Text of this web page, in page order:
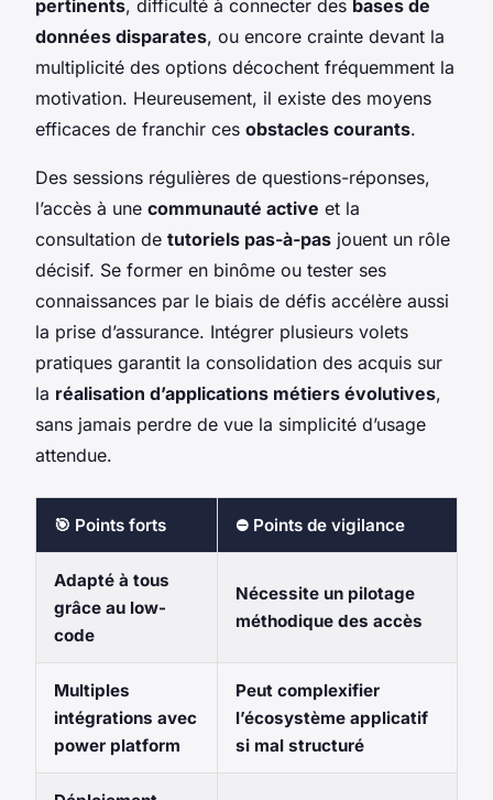
pertinents, difficulté à connecter des bases de
données disparates, ou encore crainte devant la
multiplicité des options décochent fréquemment la
motivation. Heureusement, il existe des moyens
efficaces de franchir ces obstacles courants.
Des sessions régulières de questions-réponses,
l’accès à une communauté active et la
consultation de tutoriels pas-à-pas jouent un rôle
décisif. Se former en binôme ou tester ses
connaissances par le biais de défis accélère aussi
la prise d’assurance. Intégrer plusieurs volets
pratiques garantit la consolidation des acquis sur
la réalisation d’applications métiers évolutives,
sans jamais perdre de vue la simplicité d’usage
attendue.
🎯 Points forts ⛔ Points de vigilance
Adapté à tous
grâce au low-
code
Nécessite un pilotage
méthodique des accès
Multiples
intégrations avec
power platform
Peut complexifier
l’écosystème applicatif
si mal structuré